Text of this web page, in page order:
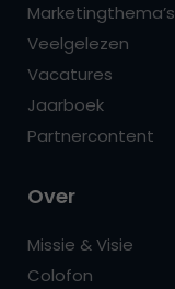
Marketingthema’s
Veelgelezen
Vacatures
Jaarboek
Partnercontent
Over
Missie & Visie
Colofon